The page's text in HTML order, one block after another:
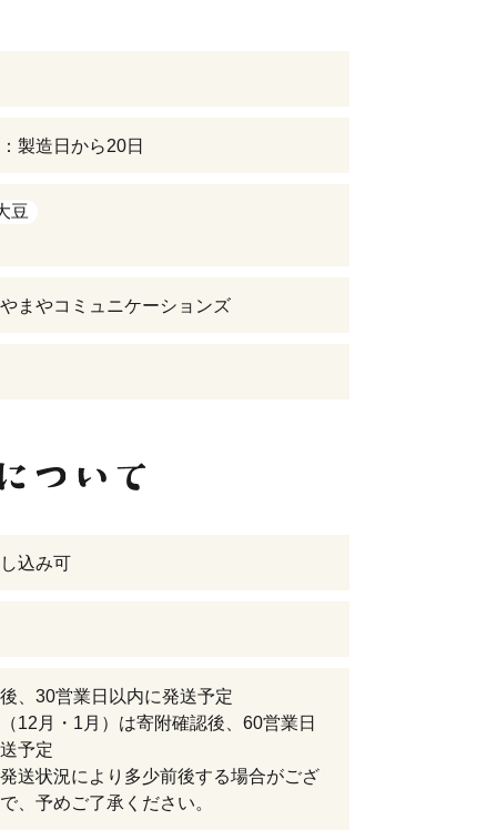
製造日から20日
豆
まやコミュニケーションズ
込み可
、30営業日以内に発送予定
12月・1月）は寄附確認後、60営業日
予定
送状況により多少前後する場合がござ
、予めご了承ください。